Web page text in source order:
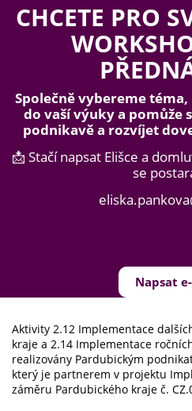
CHCETE PRO
Společně vybereme
do vaší výuky a pomůže
podnikavě a rozvíjet
📩 Stačí napsat Elišce a
se
Napsat
Aktivity 2.12 Implementace
kraje a 2.14 Implementace
realizovány Pardubickým
který je partnerem v projektu
záměru Pardubického kraje č.